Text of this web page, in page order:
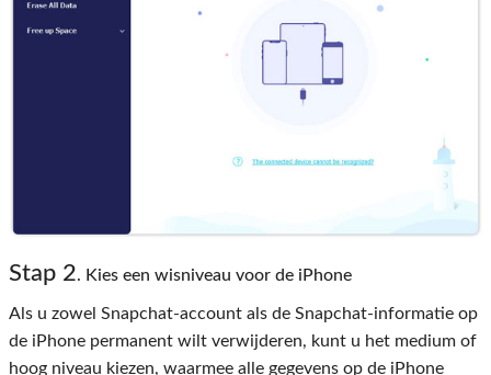
Stap 2. Kies een wisniveau voor de iPhone
Als u zowel Snapchat-account als de Snapchat-informatie op
de iPhone permanent wilt verwijderen, kunt u het medium of
hoog niveau kiezen, waarmee alle gegevens op de iPhone